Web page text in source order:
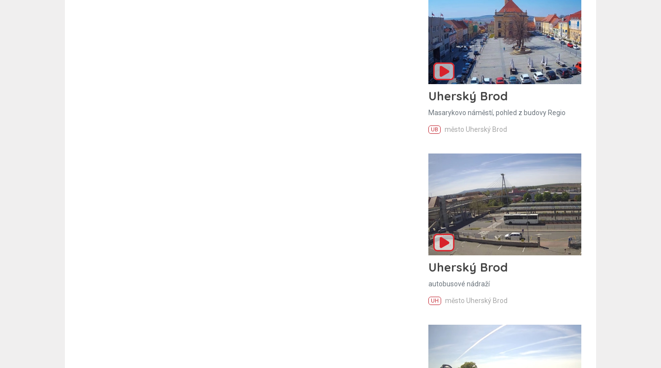
Uherský Brod
Masarykovo náměstí, pohled z budovy Regio
UB město Uherský Brod
Uherský Brod
autobusové nádraží
UH město Uherský Brod